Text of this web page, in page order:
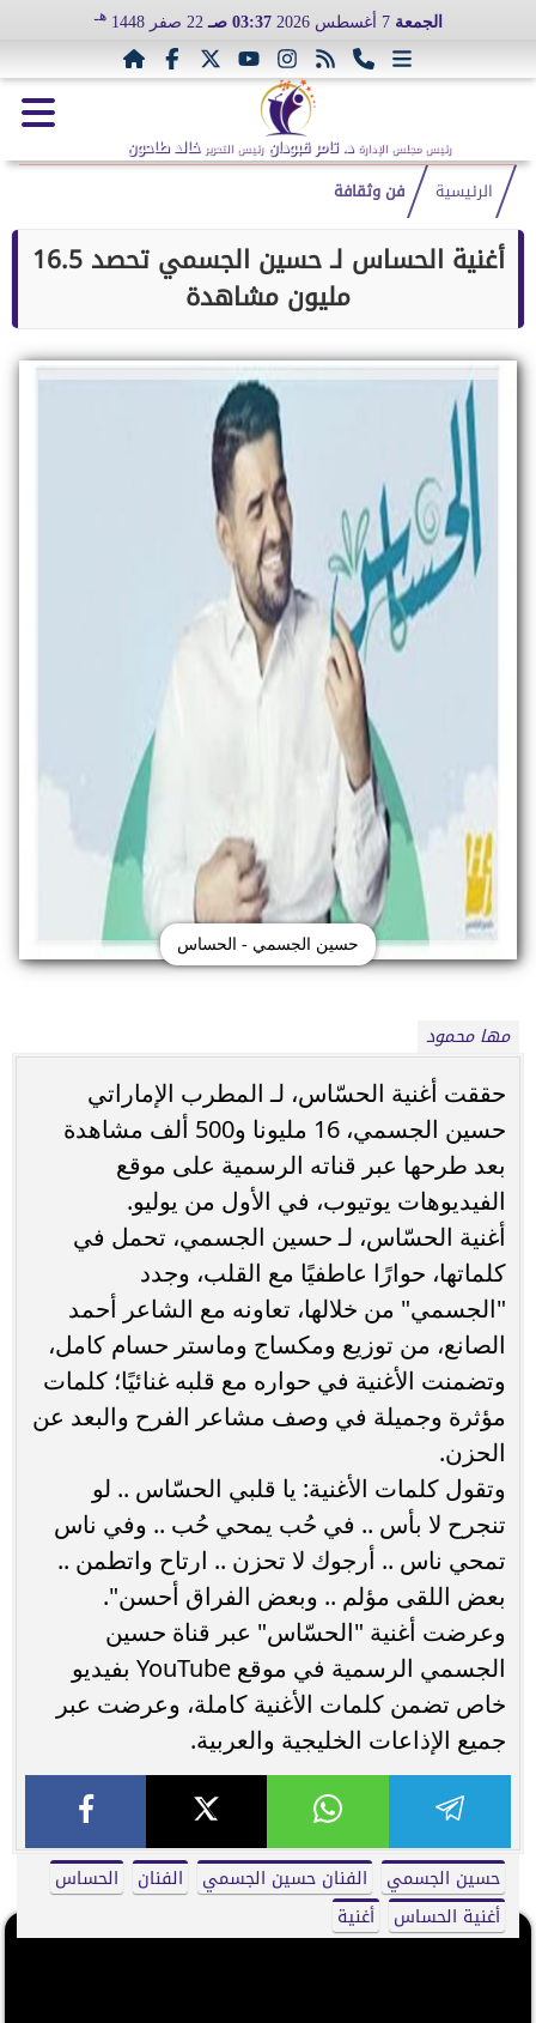
الجمعة 7 أغسطس 2026 03:37 صـ 22 صفر 1448 هـ
رئيس مجلس الإدارة د. تامر قبودان رئيس التحرير خالد طاحون
الرئيسية فن وثقافة
أغنية الحساس لـ حسين الجسمي تحصد 16.5
مليون مشاهدة
حسين الجسمي - الحساس
مها محمود
حققت أغنية الحسّاس، لـ المطرب الإماراتي
حسين الجسمي، 16 مليونا و500 ألف مشاهدة
بعد طرحها عبر قناته الرسمية على موقع
الفيديوهات يوتيوب، في الأول من يوليو.
أغنية الحسّاس، لـ حسين الجسمي، تحمل في
كلماتها، حوارًا عاطفيًا مع القلب، وجدد
"الجسمي" من خلالها، تعاونه مع الشاعر أحمد
الصانع، من توزيع ومكساج وماستر حسام كامل،
وتضمنت الأغنية في حواره مع قلبه غنائيًا؛ كلمات
مؤثرة وجميلة في وصف مشاعر الفرح والبعد عن
الحزن.
وتقول كلمات الأغنية: يا قلبي الحسّاس .. لو
تنجرح لا بأس .. في حُب يمحي حُب .. وفي ناس
تمحي ناس .. أرجوك لا تحزن .. ارتاح واتطمن ..
بعض اللقى مؤلم .. وبعض الفراق أحسن".
وعرضت أغنية "الحسّاس" عبر قناة حسين
الجسمي الرسمية في موقع YouTube بفيديو
خاص تضمن كلمات الأغنية كاملة، وعرضت عبر
جميع الإذاعات الخليجية والعربية.
حسين الجسمي الفنان حسين الجسمي الفنان
الحساس
أغنية الحساس
أغنية